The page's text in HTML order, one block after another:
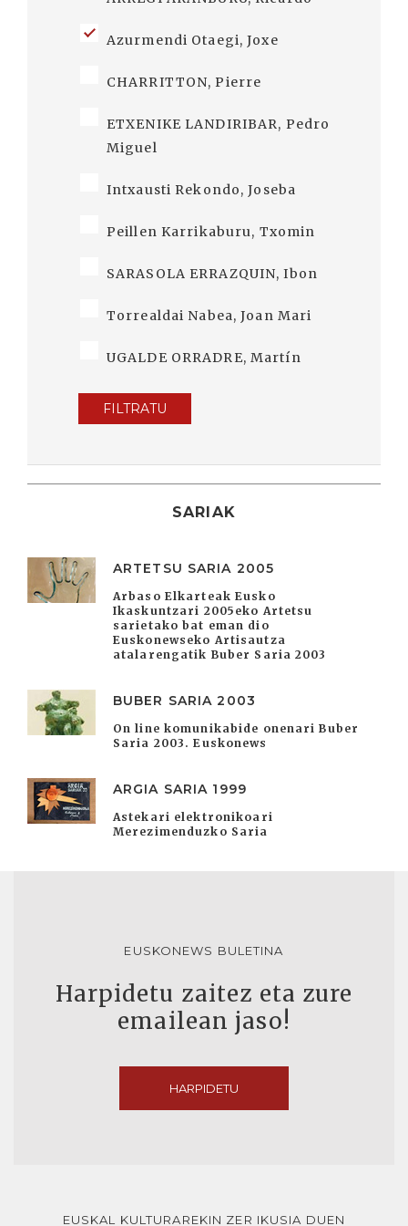
Azurmendi Otaegi, Joxe
CHARRITTON, Pierre
ETXENIKE LANDIRIBAR, Pedro
Miguel
Intxausti Rekondo, Joseba
Peillen Karrikaburu, Txomin
SARASOLA ERRAZQUIN, Ibon
Torrealdai Nabea, Joan Mari
UGALDE ORRADRE, Martín
FILTRATU
SARIAK
ARTETSU SARIA 2005
Arbaso Elkarteak Eusko
Ikaskuntzari 2005eko Artetsu
sarietako bat eman dio
Euskonewseko Artisautza
atalarengatik Buber Saria 2003
BUBER SARIA 2003
On line komunikabide onenari Buber
Saria 2003. Euskonews
ARGIA SARIA 1999
Astekari elektronikoari
Merezimenduzko Saria
EUSKONEWS BULETINA
Harpidetu zaitez eta zure
emailean jaso!
HARPIDETU
EUSKAL KULTURAREKIN ZER IKUSIA DUEN